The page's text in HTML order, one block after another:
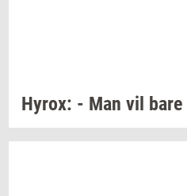
Hyrox: - Man vil bare